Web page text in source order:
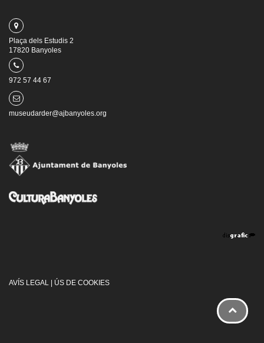
Plaça dels Estudis 2
17820 Banyoles
972 57 44 67
museudarder@ajbanyoles.org
AVÍS LEGAL ÚS DE COOKIES